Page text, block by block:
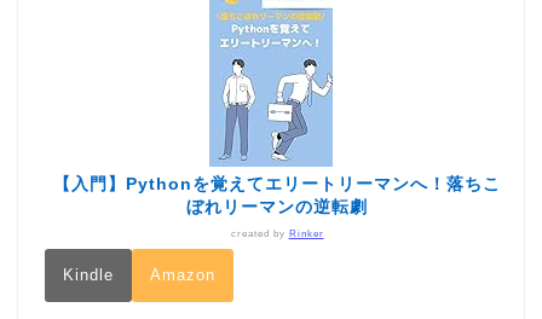
【入門】Pythonを覚えてエリートリーマンへ！落ちこ
ぼれリーマンの逆転劇
created by Rinker
Kindle Amazon